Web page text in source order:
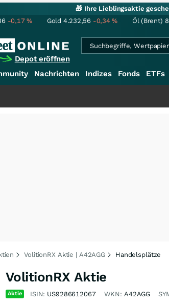
🎁 Ihre Lieblingsaktie
-0,17% Gold 4.232,56 -0,34% Öl (Brent)
Depot eröffnen
Nachrichten Indizes Fonds ETFs
VolitionRX Aktie | A42AGG Handelsplätze
VolitionRX Aktie
Aktie ISIN: US9286612067 WKN: A42AGG